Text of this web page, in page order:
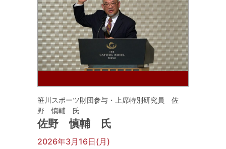
笹川スポーツ財団参与・上席特別研究員 佐
野 慎輔 氏
佐野 慎輔 氏
2026年3月16日(月)